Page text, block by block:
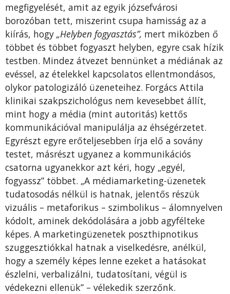
megfigyelését, amit az egyik józsefvárosi
borozóban tett, miszerint csupa hamisság az a
kiírás, hogy „Helyben fogyasztás”, mert miközben ő
többet és többet fogyaszt helyben, egyre csak hízik
testben. Mindez átvezet bennünket a médiának az
evéssel, az ételekkel kapcsolatos ellentmondásos,
olykor patologizáló üzeneteihez. Forgács Attila
klinikai szakpszichológus nem kevesebbet állít,
mint hogy a média (mint autoritás) kettős
kommunikációval manipulálja az éhségérzetet.
Egyrészt egyre erőteljesebben írja elő a sovány
testet, másrészt ugyanez a kommunikációs
csatorna ugyanekkor azt kéri, hogy „egyél,
fogyassz” többet. „A médiamarketing-üzenetek
tudatosodás nélkül is hatnak, jelentős részük
vizuális – metaforikus – szimbolikus – álomnyelven
kódolt, aminek dekódolására a jobb agyfélteke
képes. A marketingüzenetek poszthipnotikus
szuggesztiókkal hatnak a viselkedésre, anélkül,
hogy a személy képes lenne ezeket a hatásokat
észlelni, verbalizálni, tudatosítani, végül is
védekezni ellenük” – vélekedik szerzőnk.